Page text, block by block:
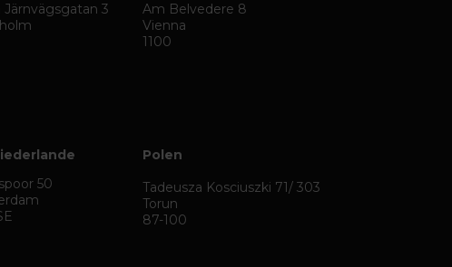
Järnvägsgatan 3
Am Belvedere 8
Vienna
1100
50
Polen
Tadeusza Kosciuszki 71/ 303
Torun
87-100